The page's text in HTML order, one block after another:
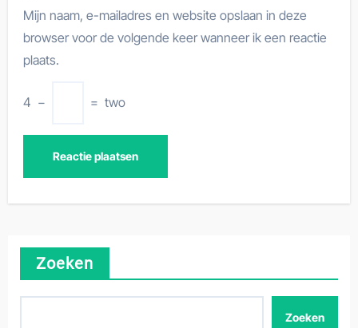
Mijn naam, e-mailadres en website opslaan in deze
browser voor de volgende keer wanneer ik een reactie
plaats.
4 − = two
Zoeken
Zoeken